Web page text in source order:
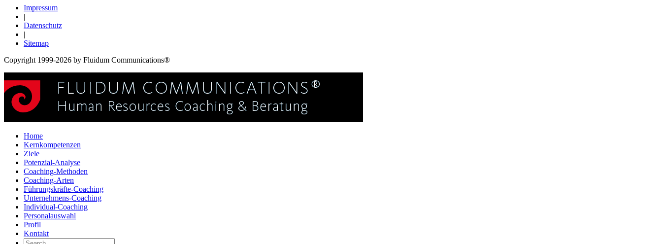
Impressum
|
Datenschutz
|
Sitemap
Copyright 1999-2026 by Fluidum Communications®
Home
Kernkompetenzen
Ziele
Potenzial-Analyse
Coaching-Methoden
Coaching-Arten
Führungskräfte-Coaching
Unternehmens-Coaching
Individual-Coaching
Personalauswahl
Profil
Kontakt
Search